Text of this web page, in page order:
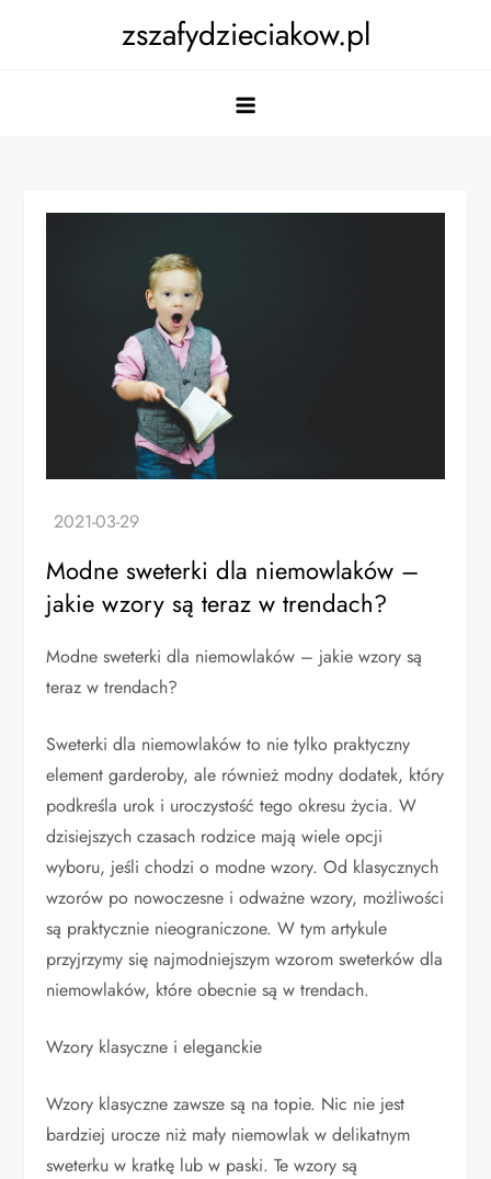
zszafydzieciakow.pl
Modne sweterki dla niemowlaków –
jakie wzory są teraz w trendach?
Modne sweterki dla niemowlaków – jakie wzory są
teraz w trendach?
Sweterki dla niemowlaków to nie tylko praktyczny
element garderoby, ale również modny dodatek, który
podkreśla urok i uroczystość tego okresu życia. W
dzisiejszych czasach rodzice mają wiele opcji
wyboru, jeśli chodzi o modne wzory. Od klasycznych
wzorów po nowoczesne i odważne wzory, możliwości
są praktycznie nieograniczone. W tym artykule
przyjrzymy się najmodniejszym wzorom sweterków dla
niemowlaków, które obecnie są w trendach.
Wzory klasyczne i eleganckie
Wzory klasyczne zawsze są na topie. Nic nie jest
bardziej urocze niż mały niemowlak w delikatnym
sweterku w kratkę lub w paski. Te wzory są